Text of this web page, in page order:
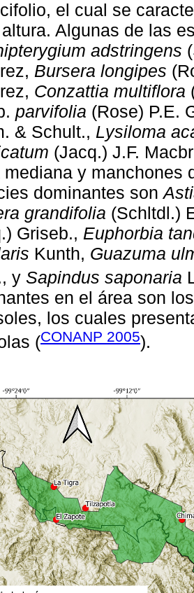
el cual se
Algunas de las
adstringens
Bursera longipes
Conzattia multiflora
parvifolia (Rose) P.E.
& Schult., Lysiloma
(Jacq.) J.F.
mediana y manchones
dominantes son
grandifolia (Schltdl.)
Griseb., Euphorbia
Kunth, Guazuma
y Sapindus saponaria
en el área son
los cuales
(CONANP 2005).